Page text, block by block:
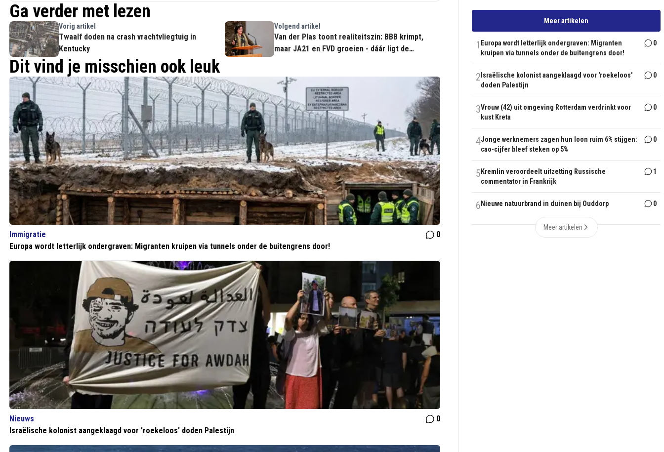
Ga verder met lezen
Vorig artikel
Twaalf doden na crash vrachtvliegtuig in
Kentucky
Volgend artikel
Van der Plas toont realiteitszin: BBB krimpt,
maar JA21 en FVD groeien - dáár ligt de
Dit vind je misschien ook leuk
Immigratie
0
Europa wordt letterlijk ondergraven: Migranten kruipen via tunnels onder de buitengrens door!
Nieuws
0
Israëlische kolonist aangeklaagd voor 'roekeloos' doden Palestijn
Meer artikelen
1 Europa wordt letterlijk ondergraven: Migranten
kruipen via tunnels onder de buitengrens door!
0
2 Israëlische kolonist aangeklaagd voor 'roekeloos'
doden Palestijn
0
3Vrouw (42) uit omgeving Rotterdam verdrinkt voor
kust Kreta
0
4Jonge werknemers zagen hun loon ruim 6% stijgen:
cao-cijfer bleef steken op 5%
0
5 Kremlin veroordeelt uitzetting Russische
commentator in Frankrijk
1
6 Nieuwe natuurbrand in duinen bij Ouddorp 0
Meer artikelen